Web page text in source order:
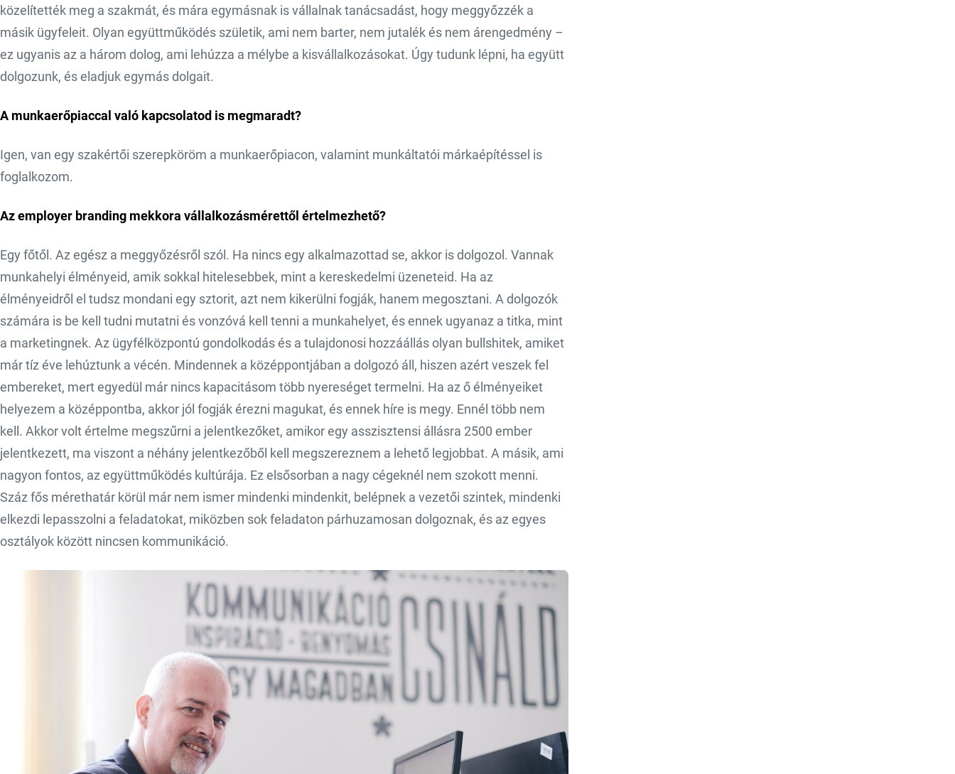
közelítették meg a szakmát, és mára egymásnak is vállalnak tanácsadást, hogy meggyőzzék a
másik ügyfeleit. Olyan együttműködés születik, ami nem barter, nem jutalék és nem árengedmény –
ez ugyanis az a három dolog, ami lehúzza a mélybe a kisvállalkozásokat. Úgy tudunk lépni, ha együtt
dolgozunk, és eladjuk egymás dolgait.
A munkaerőpiaccal való kapcsolatod is megmaradt?
Igen, van egy szakértői szerepköröm a munkaerőpiacon, valamint munkáltatói márkaépítéssel is
foglalkozom.
Az employer branding mekkora vállalkozásmérettől értelmezhető?
Egy főtől. Az egész a meggyőzésről szól. Ha nincs egy alkalmazottad se, akkor is dolgozol. Vannak
munkahelyi élményeid, amik sokkal hitelesebbek, mint a kereskedelmi üzeneteid. Ha az
élményeidről el tudsz mondani egy sztorit, azt nem kikerülni fogják, hanem megosztani. A dolgozók
számára is be kell tudni mutatni és vonzóvá kell tenni a munkahelyet, és ennek ugyanaz a titka, mint
a marketingnek. Az ügyfélközpontú gondolkodás és a tulajdonosi hozzáállás olyan bullshitek, amiket
már tíz éve lehúztunk a vécén. Mindennek a középpontjában a dolgozó áll, hiszen azért veszek fel
embereket, mert egyedül már nincs kapacitásom több nyereséget termelni. Ha az ő élményeiket
helyezem a középpontba, akkor jól fogják érezni magukat, és ennek híre is megy. Ennél több nem
kell. Akkor volt értelme megszűrni a jelentkezőket, amikor egy asszisztensi állásra 2500 ember
jelentkezett, ma viszont a néhány jelentkezőből kell megszereznem a lehető legjobbat. A másik, ami
nagyon fontos, az együttműködés kultúrája. Ez elsősorban a nagy cégeknél nem szokott menni.
Száz fős mérethatár körül már nem ismer mindenki mindenkit, belépnek a vezetői szintek, mindenki
elkezdi lepasszolni a feladatokat, miközben sok feladaton párhuzamosan dolgoznak, és az egyes
osztályok között nincsen kommunikáció.